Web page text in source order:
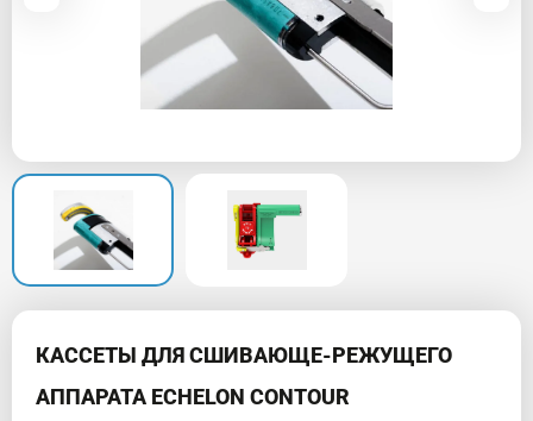
КАССЕТЫ ДЛЯ СШИВАЮЩЕ-РЕЖУЩЕГО
АППАРАТА ECHELON CONTOUR